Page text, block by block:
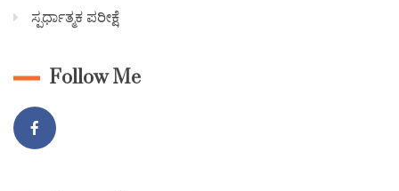
ಸ್ಪರ್ಧಾತ್ಮಕ ಪರೀಕ್ಷೆ
Follow Me